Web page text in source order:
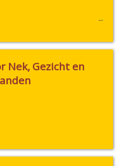
Nek, Gezicht en